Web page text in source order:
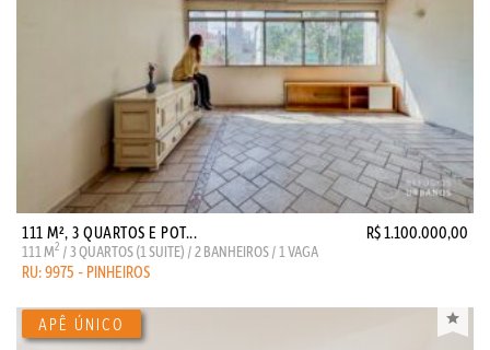
111 M², 3 QUARTOS E POT... R$ 1.100.000,00
111 M2 / 3 QUARTOS (1 SUITE) / 2 BANHEIROS / 1 VAGA
RU: 9975 - PINHEIROS